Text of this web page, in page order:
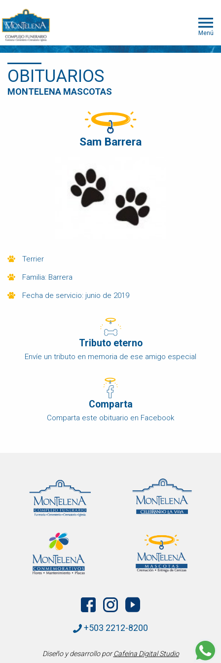
Menú
OBITUARIOS
MONTELENA MASCOTAS
Sam Barrera
Terrier
Familia: Barrera
Fecha de servicio: junio de 2019
Tributo eterno
Envíe un tributo en memoria de ese amigo especial
Comparta
Comparta este obituario en Facebook
+503 2212-8200
Diseño y desarrollo porCafeína Digital Studio